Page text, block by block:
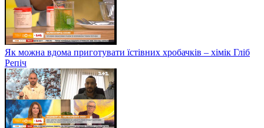
Як можна вдома приготувати їстівних хробачків – хімік Гліб
Репіч